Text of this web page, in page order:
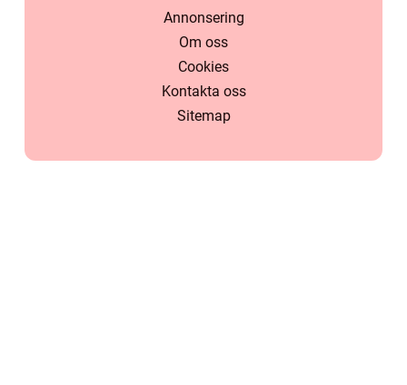
Annonsering
Om oss
Cookies
Kontakta oss
Sitemap